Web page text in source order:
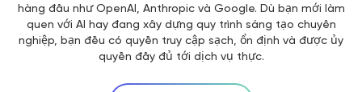
hàng đầu như OpenAI, Anthropic và Google. Dù bạn mới làm
quen với AI hay đang xây dựng quy trình sáng tạo chuyên
nghiệp, bạn đều có quyền truy cập sạch, ổn định và được ủy
quyền đầy đủ tới dịch vụ thực.